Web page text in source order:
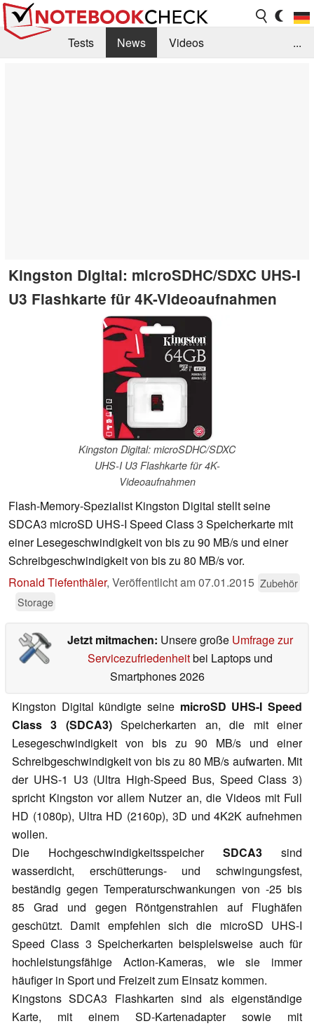
Tests News
Videos
...
Kingston Digital: microSDHC/SDXC UHS-I
U3 Flashkarte für 4K-Videoaufnahmen
Kingston Digital: microSDHC/SDXC
UHS-I U3 Flashkarte für 4K-
Videoaufnahmen
Flash-Memory-Spezialist Kingston Digital stellt seine
SDCA3 microSD UHS-I Speed Class 3 Speicherkarte mit
einer Lesegeschwindigkeit von bis zu 90 MB/s und einer
Schreibgeschwindigkeit von bis zu 80 MB/s vor.
Ronald Tiefenthäler, Veröffentlicht am07.01.2015 Zubehör
Storage
Jetzt mitmachen: Unsere große Umfrage zur
Servicezufriedenheitbei Laptops und
Smartphones 2026
Kingston Digital kündigte seine microSD UHS-I Speed
Class 3 (SDCA3)Speicherkarten an, die mit einer
Lesegeschwindigkeit von bis zu 90 MB/s und einer
Schreibgeschwindigkeit von bis zu 80 MB/s aufwarten. Mit
der UHS-1 U3 (Ultra High-Speed Bus, Speed Class 3)
spricht Kingston vor allem Nutzer an, die Videos mit Full
HD (1080p), Ultra HD (2160p), 3D und 4K2K aufnehmen
wollen.
Die Hochgeschwindigkeitsspeicher SDCA3 sind
wasserdicht, erschütterungs- und schwingungsfest,
beständig gegen Temperaturschwankungen von -25 bis
85 Grad und gegen Röntgenstrahlen auf Flughäfen
geschützt. Damit empfehlen sich die microSD UHS-I
Speed Class 3 Speicherkarten beispielsweise auch für
hochleistungsfähige Action-Kameras, wie sie immer
häufiger in Sport und Freizeit zum Einsatz kommen.
Kingstons SDCA3 Flashkarten sind als eigenständige
Karte, mit einem SD-Kartenadapter sowie mit